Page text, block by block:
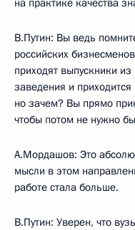
на практике качества
В.Путин: Вы ведь
российских
приходят выпускники из
заведения и приходится
но зачем? Вы прямо
чтобы потом не нужно
А.Мордашов: Это
мысли в этом
работе стала больше.
В.Путин: Уверен, что